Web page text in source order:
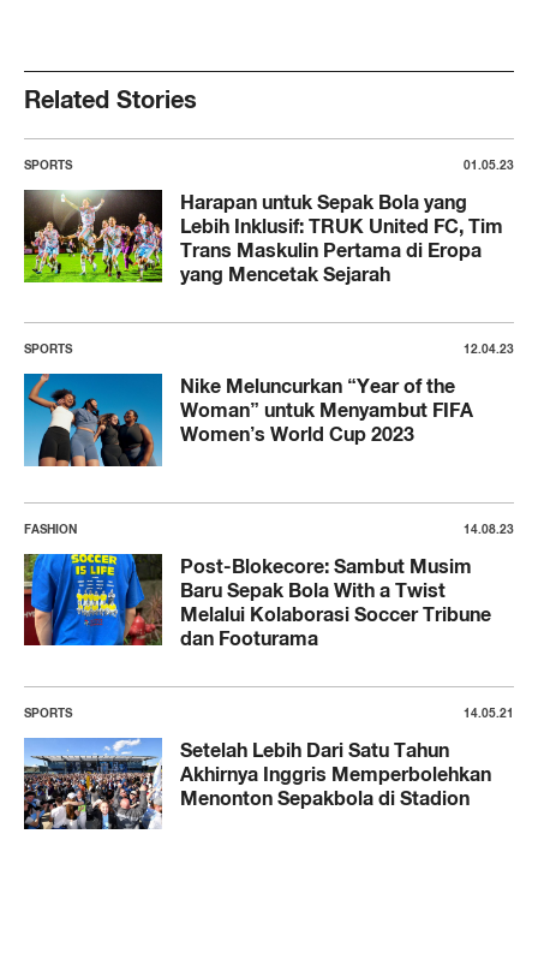
Related Stories
SPORTS 01.05.23
Harapan untuk Sepak Bola yang
Lebih Inklusif: TRUK United FC, Tim
Trans Maskulin Pertama di Eropa
yang Mencetak Sejarah
SPORTS 12.04.23
Nike Meluncurkan “Year of the
Woman” untuk Menyambut FIFA
Women’s World Cup 2023
FASHION 14.08.23
Post-Blokecore: Sambut Musim
Baru Sepak Bola With a Twist
Melalui Kolaborasi Soccer Tribune
dan Footurama
SPORTS 14.05.21
Setelah Lebih Dari Satu Tahun
Akhirnya Inggris Memperbolehkan
Menonton Sepakbola di Stadion